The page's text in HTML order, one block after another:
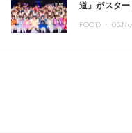
道』がスタ
FOOD ・